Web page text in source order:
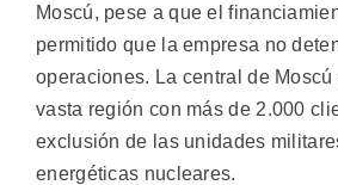
Moscú, pese a que el
permitido que la empresa no
operaciones. La central de Moscú
vasta región con más de 2.000
exclusión de las unidades
energéticas nucleares.